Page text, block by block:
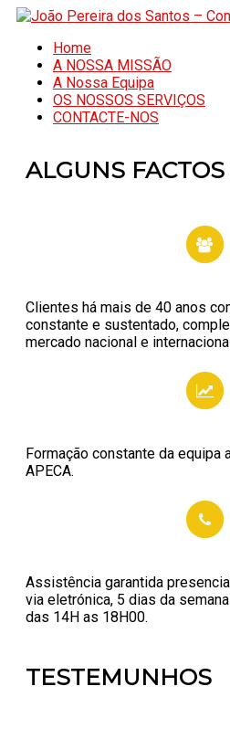
Home
A NOSSA MISSÃO
A Nossa Equipa
OS NOSSOS SERVIÇOS
CONTACTE-NOS
ALGUNS
Clientes há mais de 40 anos
constante e sustentado,
mercado nacional e
Formação constante da equipa
APECA.
Assistência garantida
via eletrónica, 5 dias da
das 14H as 18H00.
TESTEMUNHOS